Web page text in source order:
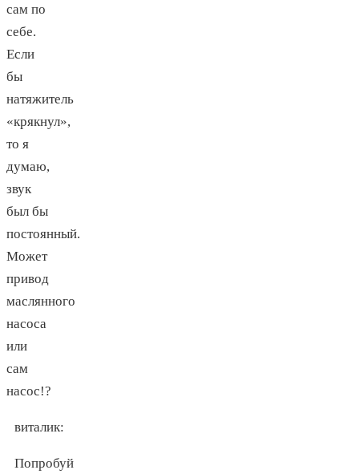
сам по
себе.
Если
бы
натяжитель
«крякнул»,
то я
думаю,
звук
был бы
постоянный.
Может
привод
маслянного
насоса
или
сам
насос!?
виталик:
Попробуй